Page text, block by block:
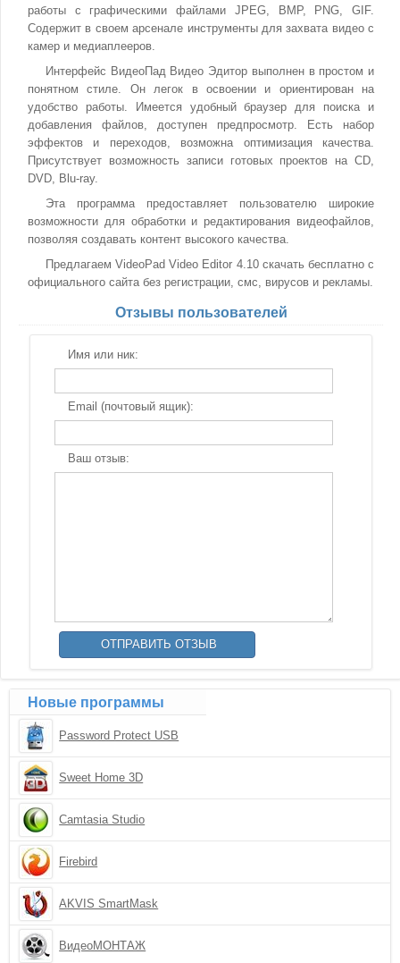
работы с графическими файлами JPEG, BMP, PNG, GIF.
Содержит в своем арсенале инструменты для захвата видео с
камер и медиаплееров.
Интерфейс ВидеоПад Видео Эдитор выполнен в простом и
понятном стиле. Он легок в освоении и ориентирован на
удобство работы. Имеется удобный браузер для поиска и
добавления файлов, доступен предпросмотр. Есть набор
эффектов и переходов, возможна оптимизация качества.
Присутствует возможность записи готовых проектов на CD,
DVD, Blu-ray.
Эта программа предоставляет пользователю широкие
возможности для обработки и редактирования видеофайлов,
позволяя создавать контент высокого качества.
Предлагаем VideoPad Video Editor 4.10 скачать бесплатно с
официального сайта без регистрации, смс, вирусов и рекламы.
Отзывы пользователей
Имя или ник:
Email (почтовый ящик):
Ваш отзыв:
Новые программы
Password Protect USB
Sweet Home 3D
Camtasia Studio
Firebird
AKVIS SmartMask
ВидеоМОНТАЖ